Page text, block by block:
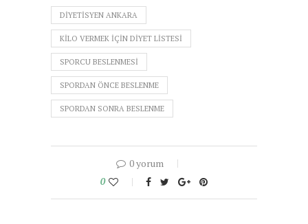
DIYETISYEN ANKARA
KILO VERMEK IÇIN DIYET LISTESI
SPORCU BESLENMESI
SPORDAN ÖNCE BESLENME
SPORDAN SONRA BESLENME
0 yorum
0